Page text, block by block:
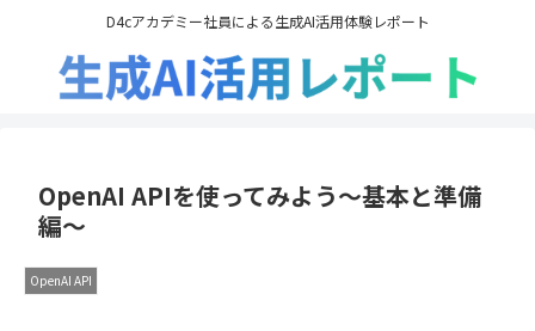
D4cアカデミー社員による生成AI活用体験レポート
OpenAI APIを使ってみよう～基本と準備
編～
OpenAI API